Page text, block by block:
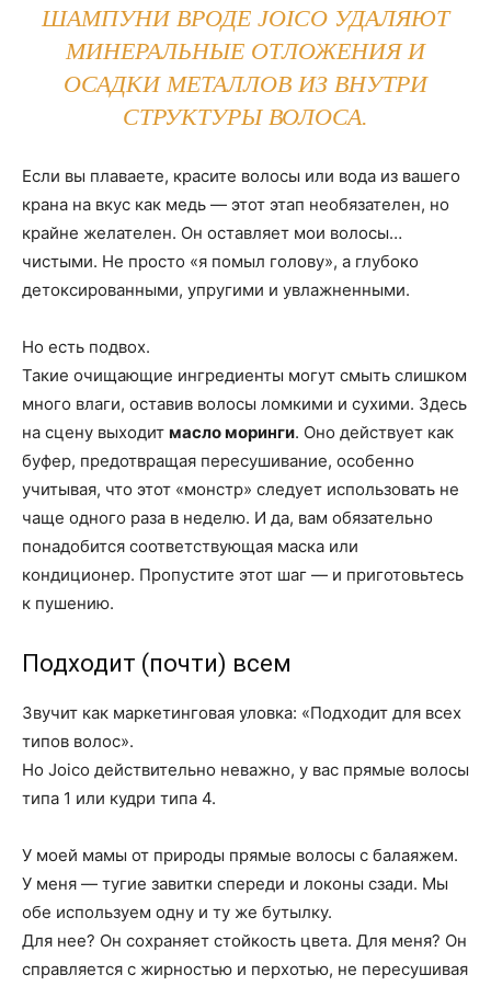
ШАМПУНИ ВРОДЕ JOICO УДАЛЯЮТ
МИНЕРАЛЬНЫЕ ОТЛОЖЕНИЯ И
ОСАДКИ МЕТАЛЛОВ ИЗ ВНУТРИ
СТРУКТУРЫ ВОЛОСА.
Если вы плаваете, красите волосы или вода из вашего
крана на вкус как медь — этот этап необязателен, но
крайне желателен. Он оставляет мои волосы…
чистыми. Не просто «я помыл голову», а глубоко
детоксированными, упругими и увлажненными.
Но есть подвох.
Такие очищающие ингредиенты могут смыть слишком
много влаги, оставив волосы ломкими и сухими. Здесь
на сцену выходит масло моринги. Оно действует как
буфер, предотвращая пересушивание, особенно
учитывая, что этот «монстр» следует использовать не
чаще одного раза в неделю. И да, вам обязательно
понадобится соответствующая маска или
кондиционер. Пропустите этот шаг — и приготовьтесь
к пушению.
Подходит (почти) всем
Звучит как маркетинговая уловка: «Подходит для всех
типов волос».
Но Joico действительно неважно, у вас прямые волосы
типа 1 или кудри типа 4.
У моей мамы от природы прямые волосы с балаяжем.
У меня — тугие завитки спереди и локоны сзади. Мы
обе используем одну и ту же бутылку.
Для нее? Он сохраняет стойкость цвета. Для меня? Он
справляется с жирностью и перхотью, не пересушивая